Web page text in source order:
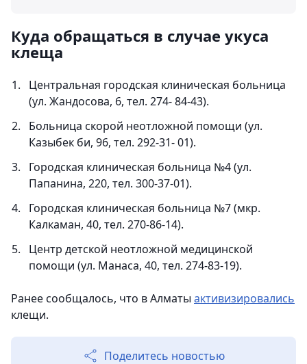
Куда обращаться в случае укуса
клеща
Центральная городская клиническая больница
(ул. Жандосова, 6, тел. 274- 84-43).
Больница скорой неотложной помощи (ул.
Казыбек би, 96, тел. 292-31- 01).
Городская клиническая больница №4 (ул.
Папанина, 220, тел. 300-37-01).
Городская клиническая больница №7 (мкр.
Калкаман, 40, тел. 270-86-14).
Центр детской неотложной медицинской
помощи (ул. Манаса, 40, тел. 274-83-19).
Ранее сообщалось, что в Алматы активизировались
клещи.
Поделитесь новостью